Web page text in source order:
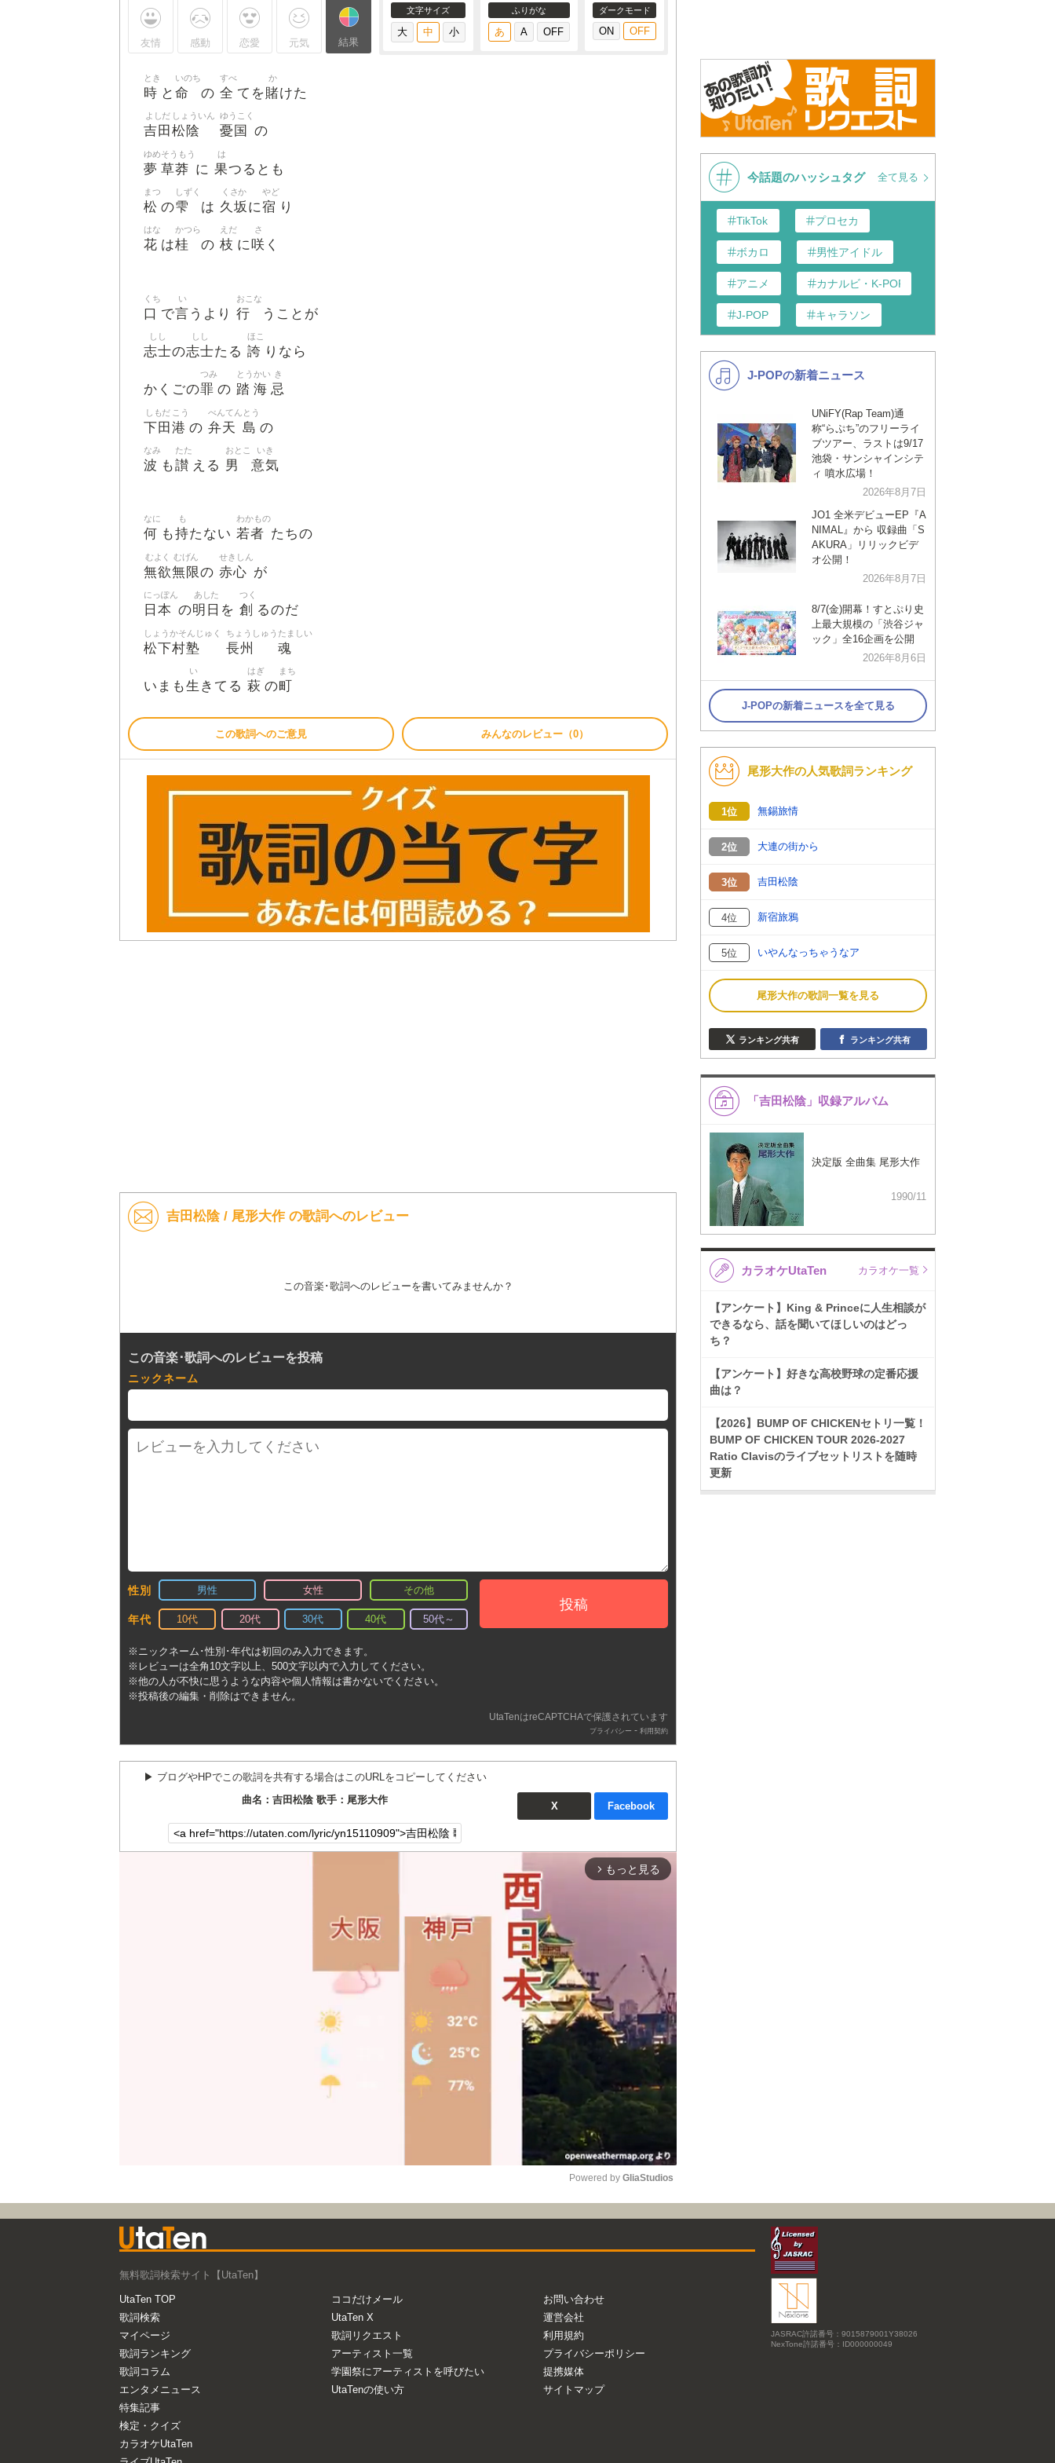
友情 感動 恋愛 元気 結果
文字サイズ ふりがな ダークモード
時
とき
と 命
いのち
の 全
すべ
てを賭
か
けた
吉田
よしだ
松陰
しょういん
憂国
ゆうこく
の
夢
ゆめ
草莽
そうもう
に 果
は
つるとも
松
まつ
の雫
しずく
は 久坂
くさか
に宿
やど
り
花
はな
は桂
かつら
の 枝
えだ
に咲
さ
く
口
くち
で言
い
うより 行
おこな
うことが
志士
しし
の志士
しし
たる 誇
ほこ
りなら
かくごの罪
つみ
の 踏
とう
海
かい
忌
き
下田
しもだ
港
こう
の 弁天
べんてん
島
とう
の
波
なみ
も讃
たた
える 男
おとこ
意気
いき
何
なに
も持
も
たない 若者
わかもの
たちの
無欲
むよく
無限
むげん
の 赤心
せきしん
が
日本
にっぽん
の明日
あした
を 創
つく
るのだ
松下村塾
しょうかそんじゅく
長州
ちょうしゅう
魂
たましい
いまも生
い
きてる 萩
はぎ
の町
まち
この歌詞へのご意見 みんなのレビュー（0）
吉田松陰 / 尾形大作 の歌詞へのレビュー
この音楽･歌詞へのレビューを書いてみませんか？
この音楽･歌詞へのレビューを投稿
ニックネーム
性別 男性 女性 その他
年代 10代 20代 30代 40代 50代～
投稿
※ニックネーム･性別･年代は初回のみ入力できます。
※レビューは全角10文字以上、500文字以内で入力してください。
※他の人が不快に思うような内容や個人情報は書かないでください。
※投稿後の編集・削除はできません。
UtaTenはreCAPTCHAで保護されています
プライバシー - 利用契約
▶︎ ブログやHPでこの歌詞を共有する場合はこのURLをコピーしてください
曲名：吉田松陰 歌手：尾形大作
X Facebook
arrow_forward_ios もっと見る
Mute
Powered by GliaStudios
今話題のハッシュタグ 全て見る
TikTok プロセカ
ボカロ 男性アイドル
アニメ カナルビ・K-POP和訳
J-POP キャラソン
K-POP 演歌・歌謡
洋楽
VTuber ディズニー
J-POPの新着ニュース
UNiFY(Rap Team)通
称“らぷち”のフリーライ
ブツアー、ラストは9/17
池袋・サンシャインシテ
ィ 噴水広場！
2026年8月7日
JO1 全米デビューEP『A
NIMAL』から 収録曲「S
AKURA」リリックビデ
オ公開！
2026年8月7日
8/7(金)開幕！すとぷり史
上最大規模の「渋谷ジャ
ック」全16企画を公開
2026年8月6日
J-POPの新着ニュースを全て見る
尾形大作の人気歌詞ランキング
1位 無錫旅情
2位 大連の街から
3位 吉田松陰
4位 新宿旅鴉
5位 いやんなっちゃうなア
尾形大作の歌詞一覧を見る
ランキング共有 ランキング共有
「吉田松陰」収録アルバム
決定版 全曲集 尾形大作
1990/11
カラオケUtaTen カラオケ一覧
【アンケート】King & Princeに人生相談が
できるなら、話を聞いてほしいのはどっ
ち？
【アンケート】好きな高校野球の定番応援
曲は？
【2026】BUMP OF CHICKENセトリ一覧！
BUMP OF CHICKEN TOUR 2026-2027
Ratio Clavisのライブセットリストを随時
更新
無料歌詞検索サイト【UtaTen】
UtaTen TOP
歌詞検索
マイページ
歌詞ランキング
歌詞コラム
エンタメニュース
特集記事
検定・クイズ
カラオケUtaTen
ココだけメール
UtaTen X
歌詞リクエスト
アーティスト一覧
学園祭にアーティストを呼びたい
UtaTenの使い方
お問い合わせ
運営会社
利用規約
プライバシーポリシー
提携媒体
サイトマップ
JASRAC許諾番号：9015879001Y38026
NexTone許諾番号：ID000000049